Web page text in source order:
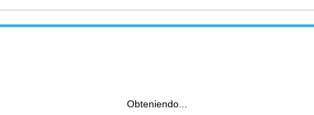
Obteniendo...